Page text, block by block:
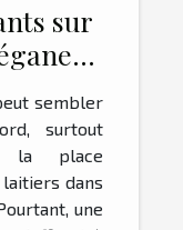
sur
sembler
surtout
la place
dans
une